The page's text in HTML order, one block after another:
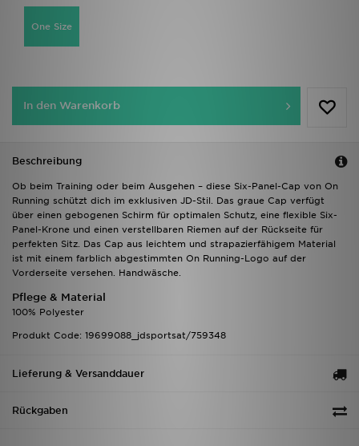
One Size
In den Warenkorb
Beschreibung
Ob beim Training oder beim Ausgehen – diese Six-Panel-Cap von On
Running schützt dich im exklusiven JD-Stil. Das graue Cap verfügt
über einen gebogenen Schirm für optimalen Schutz, eine flexible Six-
Panel-Krone und einen verstellbaren Riemen auf der Rückseite für
perfekten Sitz. Das Cap aus leichtem und strapazierfähigem Material
ist mit einem farblich abgestimmten On Running-Logo auf der
Vorderseite versehen. Handwäsche.
Pflege & Material
100% Polyester
Produkt Code: 19699088_jdsportsat/759348
Lieferung & Versanddauer
Rückgaben